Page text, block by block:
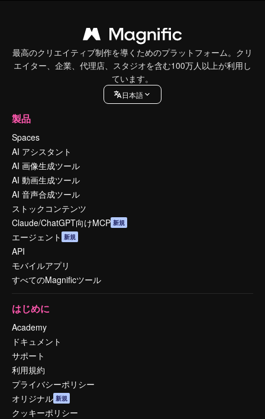
最高のクリエイティブ制作を導くためのプラットフォーム。クリ
エイター、企業、代理店、スタジオを含む100万人以上が利用し
ています。
日本語
製品
Spaces
AI アシスタント
AI 画像生成ツール
AI 動画生成ツール
AI 音声合成ツール
ストックコンテンツ
Claude/ChatGPT向けMCP 新規
エージェント 新規
API
モバイルアプリ
すべてのMagnificツール
はじめに
Academy
ドキュメント
サポート
利用規約
プライバシーポリシー
オリジナル 新規
クッキーポリシー